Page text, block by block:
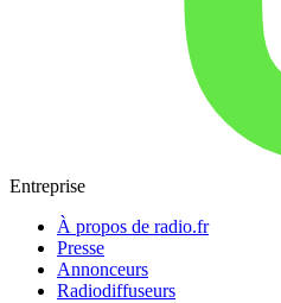
Entreprise
À propos de radio.fr
Presse
Annonceurs
Radiodiffuseurs